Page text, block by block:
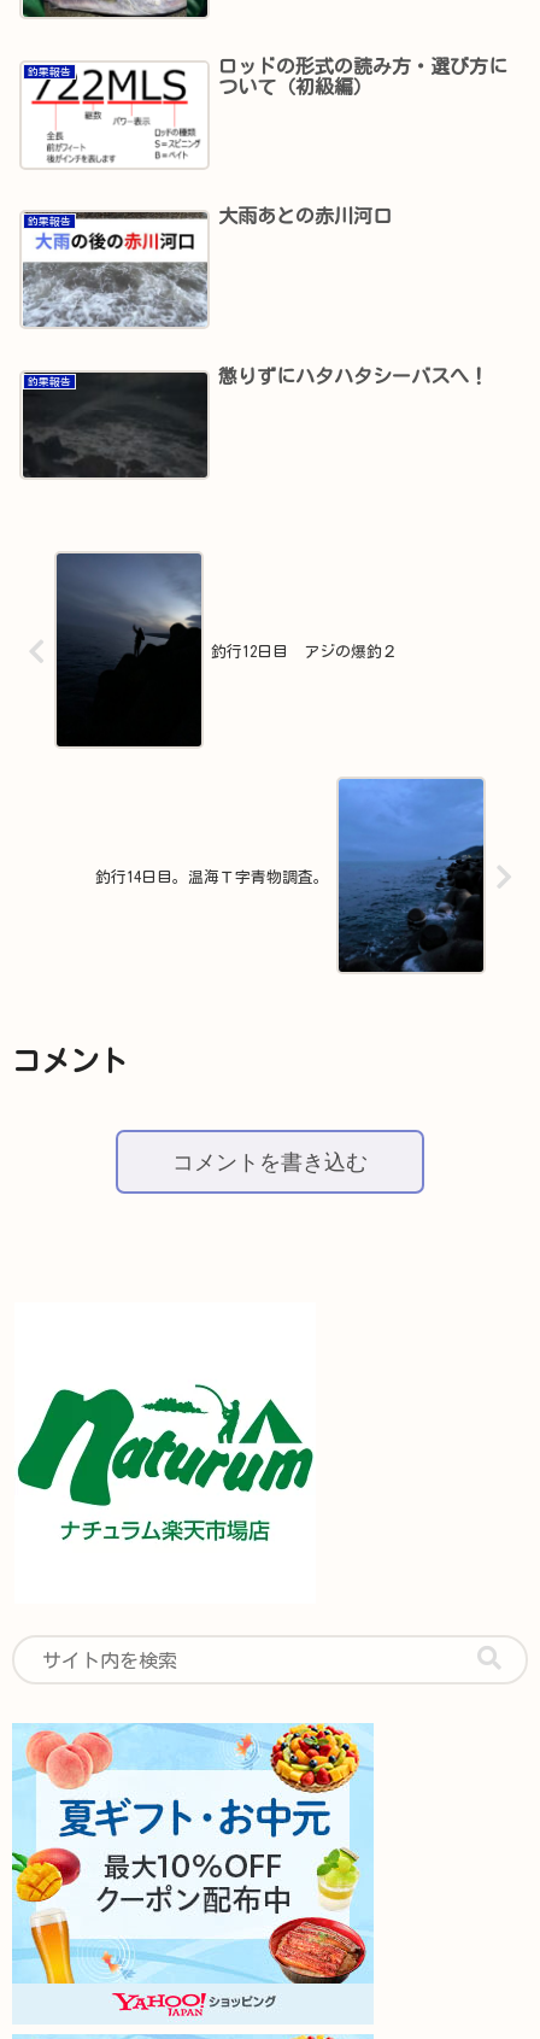
釣果報告
ロッドの形式の読み方・選び方に
ついて（初級編）
釣果報告 大雨あとの赤川河口
釣果報告 懲りずにハタハタシーバスへ！
釣行12日目 アジの爆釣２
釣行14日目。温海Ｔ字青物調査。
コメント
コメントを書き込む